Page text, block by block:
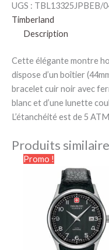
UGS : TBL13325JPBEB/
Timberland
Description
Cette élégante montre
dispose d’un boîtier
bracelet cuir noir avec
blanc et d’une lunette
L’étanchéité est de 5
Produits
Promo !
prix
initial
était :
229.00€.
prix
actuel
est :